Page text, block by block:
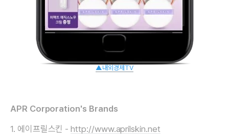
▲내외경제TV
APR Corporation's Brands
1. 에이프릴스킨 -http://www.aprilskin.net